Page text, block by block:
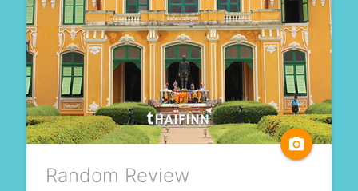
camera_alt
Random Review